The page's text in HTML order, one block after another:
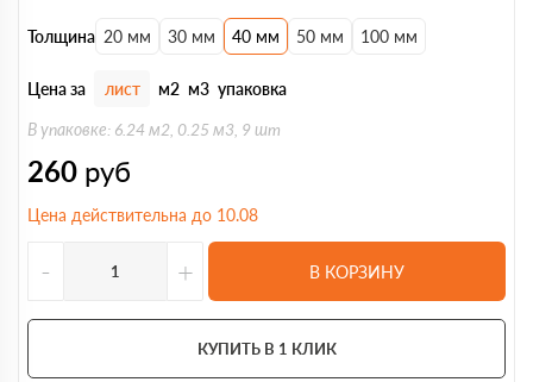
Толщина 20 мм 30 мм 40 мм 50 мм 100 мм
Цена за лист м2 м3 упаковка
В упаковке: 6.24 м2, 0.25 м3, 9 шт
260 руб
Цена действительна до 10.08
- + В КОРЗИНУ
КУПИТЬ В 1 КЛИК